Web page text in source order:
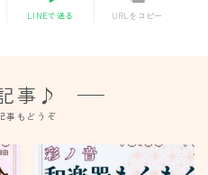
LINEで送る URLをコピー
事♪
事もどうぞ